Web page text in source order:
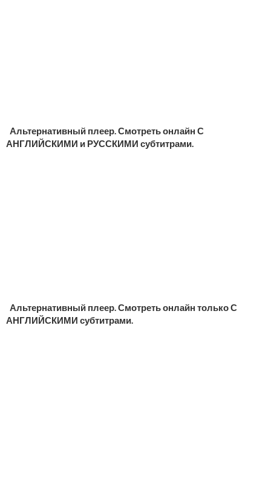
Альтернативный плеер. Смотреть онлайн С
АНГЛИЙСКИМИ и РУССКИМИ субтитрами.
Альтернативный плеер. Смотреть онлайн только С
АНГЛИЙСКИМИ субтитрами.